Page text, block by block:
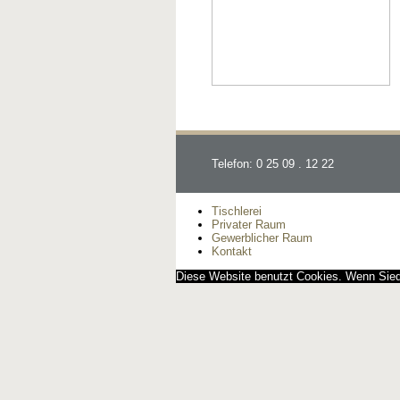
Telefon: 0 25 09 . 12 22
Tischlerei
Privater Raum
Gewerblicher Raum
Kontakt
Diese Website benutzt Cookies. Wenn